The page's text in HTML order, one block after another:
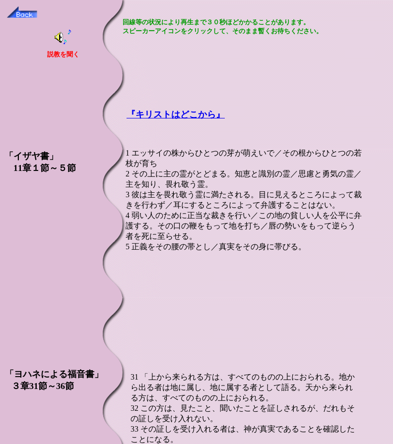
説教を聞く
「イザヤ書」
11章１節～５節
1 エッサイの株からひとつの芽が萌えいで／その根からひとつの若
枝が育ち
2 その上に主の霊がとどまる。知恵と識別の霊／思慮と勇気の霊／
主を知り、畏れ敬う霊。
3 彼は主を畏れ敬う霊に満たされる。目に見えるところによって裁
きを行わず／耳にするところによって弁護することはない。
4 弱い人のために正当な裁きを行い／この地の貧しい人を公平に弁
護する。その口の鞭をもって地を打ち／唇の勢いをもって逆らう
者を死に至らせる。
5 正義をその腰の帯とし／真実をその身に帯びる。
「ヨハネによる福音書」
３章31節～36節
31 「上から来られる方は、すべてのものの上におられる。地か
ら出る者は地に属し、地に属する者として語る。天から来られ
る方は、すべてのものの上におられる。
32 この方は、見たこと、聞いたことを証しされるが、だれもそ
の証しを受け入れない。
33 その証しを受け入れる者は、神が真実であることを確認した
ことになる。
回線等の状況により再生まで３０秒ほどかかることがあります。
スピーカーアイコンをクリックして、そのまま暫くお待ちください。
『キリストはどこから』